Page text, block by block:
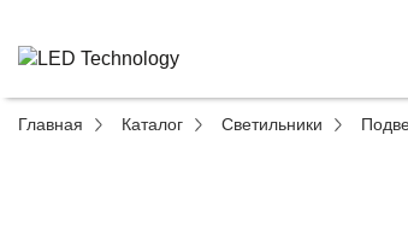
Главная Каталог Светильники